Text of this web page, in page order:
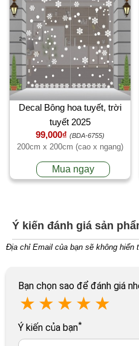
Decal Bông hoa tuyết, trời
tuyết 2025
99,000₫ (BDA-6755)
200cm x 200cm (cao x ngang)
Mua ngay
Ý kiến đánh giá sản
Địa chỉ Email của bạn sẽ không hiển
Bạn chọn sao để đánh giá
★ ★ ★ ★ ★
Ý kiến của bạn*